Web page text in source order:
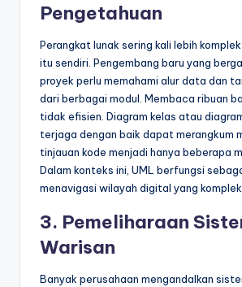
Pengetahuan
Perangkat lunak sering kali lebih
itu sendiri. Pengembang baru yang
proyek perlu memahami alur data dan
dari berbagai modul. Membaca ribuan
tidak efisien. Diagram kelas atau
terjaga dengan baik dapat merangkum
tinjauan kode menjadi hanya beberapa
Dalam konteks ini, UML berfungsi
menavigasi wilayah digital yang
3. Pemeliharaan
Warisan
Banyak perusahaan mengandalkan